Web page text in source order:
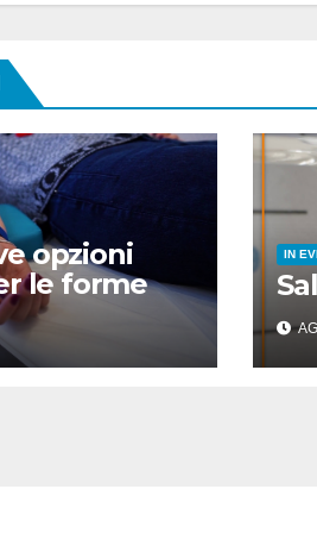
opzioni
le forme
IN